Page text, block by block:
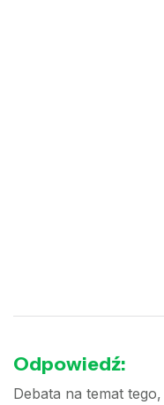
Odpowiedź:
Debata na temat